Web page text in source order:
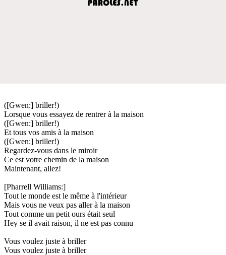
([Gwen:] briller!)
Lorsque vous essayez de rentrer à la maison
([Gwen:] briller!)
Et tous vos amis à la maison
([Gwen:] briller!)
Regardez-vous dans le miroir
Ce est votre chemin de la maison
Maintenant, allez!
[Pharrell Williams:]
Tout le monde est le même à l'intérieur
Mais vous ne veux pas aller à la maison
Tout comme un petit ours était seul
Hey se il avait raison, il ne est pas connu
Vous voulez juste à briller
Vous voulez juste à briller